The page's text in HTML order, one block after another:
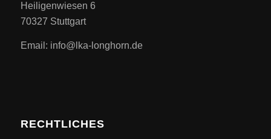
Heiligenwiesen 6
70327 Stuttgart
Email: info@lka-longhorn.de
RECHTLICHES